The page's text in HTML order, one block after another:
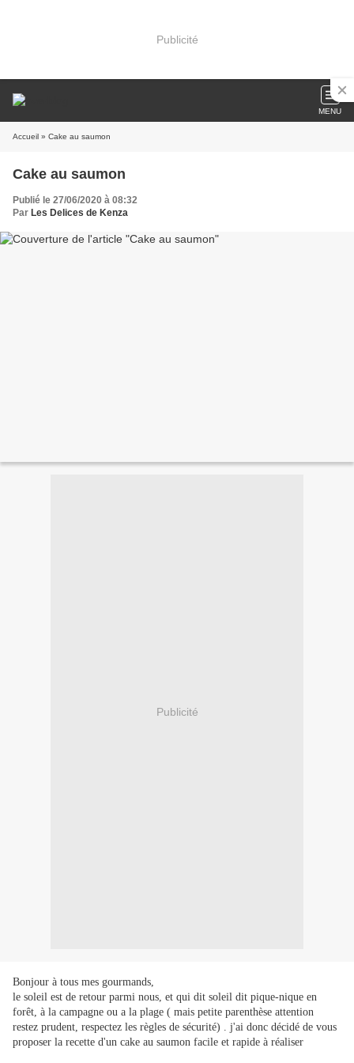
Publicité
MENU
Accueil » Cake au saumon
Cake au saumon
Publié le 27/06/2020 à 08:32
Par Les Delices de Kenza
Publicité
Bonjour à tous mes gourmands,
le soleil est de retour parmi nous, et qui dit soleil dit pique-nique en
forêt, à la campagne ou a la plage ( mais petite parenthèse attention
restez prudent, respectez les règles de sécurité) . j'ai donc décidé de vous
proposer la recette d'un cake au saumon facile et rapide à réaliser